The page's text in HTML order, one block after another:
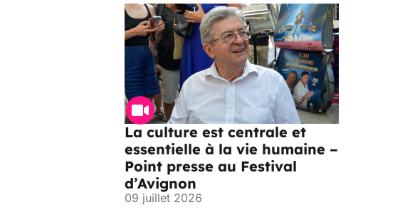
La culture est centrale et
essentielle à la vie humaine –
Point presse au Festival
d’Avignon
09 juillet 2026